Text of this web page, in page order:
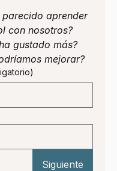
parecido aprender
con nosotros?
gustado más?
mejorar?
Siguiente